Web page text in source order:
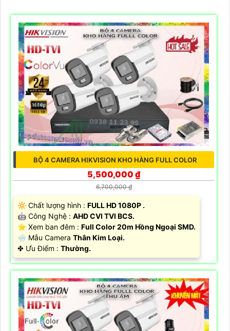
BỘ 4 CAMERA HIKVISION KHO HÀNG FULL COLOR
5,500,000 ₫
6,700,000 ₫
🔆 Chất lượng hình : FULL HD 1080P .
🤖️ Công Nghệ : AHD CVI TVI BCS.
⭐ Xem ban đêm : Full Color 20m Hồng Ngoại SMD.
🌧️ Mẫu Camera Thân Kim Loại.
️✤ Ưu Điểm : Thường.